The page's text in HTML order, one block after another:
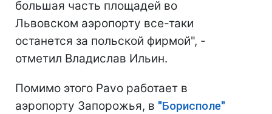
большая часть площадей во
Львовском аэропорту все-таки
останется за польской фирмой", -
отметил Владислав Ильин.
Помимо этого Pavo работает в
аэропорту Запорожья, в "Борисполе"